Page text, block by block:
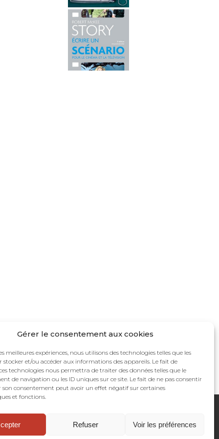
Gérer le consentement aux cookies
meilleures expériences, nous utilisons des technologies telles que les
stocker et/ou accéder aux informations des appareils. Le fait de
technologies nous permettra de traiter des données telles que le
de navigation ou les ID uniques sur ce site. Le fait de ne pas consentir
son consentement peut avoir un effet négatif sur certaines
et fonctions.
Refuser Voir les préférences
narrative. Art séquentiel. Bande dessinée.